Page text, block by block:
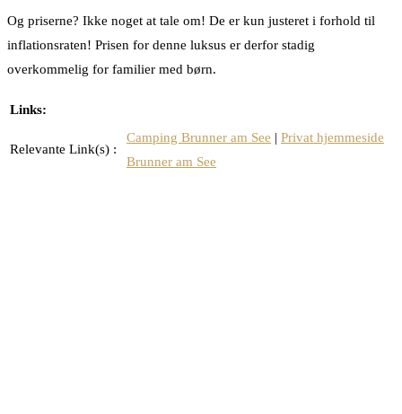
Og priserne? Ikke noget at tale om! De er kun justeret i forhold til
inflationsraten! Prisen for denne luksus er derfor stadig
overkommelig for familier med børn.
Links:
Relevante Link(s) :
Camping Brunner am See | Privat hjemmeside
Brunner am See